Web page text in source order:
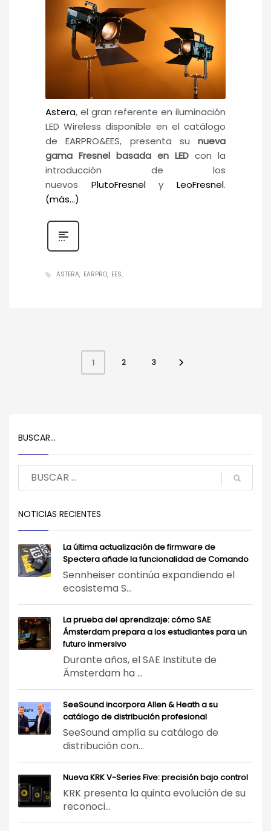
Astera, el gran referente en iluminación
LED Wireless disponible en el catálogo
de EARPRO&EES, presenta su nueva
gama Fresnel basada en LED con la
introducción de los
nuevos PlutoFresnelyLeoFresnel.
(más…)
ASTERA EARPRO EES
1 2 3
BUSCAR…
NOTICIAS RECIENTES
La última actualización de firmware de
Spectera añade la funcionalidad de Comando
Sennheiser continúa expandiendo el
ecosistema S...
La prueba del aprendizaje: cómo SAE
Ámsterdam prepara a los estudiantes para un
futuro inmersivo
Durante años, el SAE Institute de
Ámsterdam ha ...
SeeSound incorpora Allen & Heath a su
catálogo de distribución profesional
SeeSound amplía su catálogo de
distribución con...
Nueva KRK V-Series Five: precisión bajo control
KRK presenta la quinta evolución de su
reconoci...